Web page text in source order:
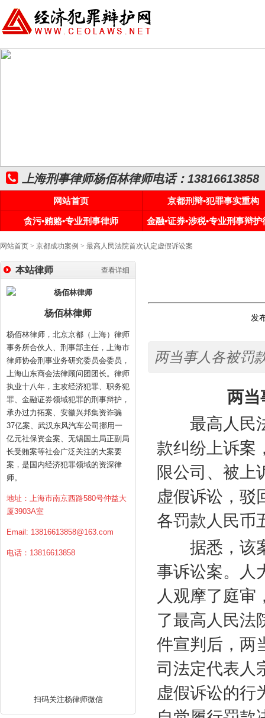
上海刑事律师杨佰林律师电话：13816613858
网站首页
京都刑辩•犯罪事实重构
贪污•贿赂•专业刑事律师
金融•证券•涉税•专业刑事辩护
网站首页 > 京都成功案例 > 最高人民法院首次认定虚假诉讼案
查看详细
本站律师
杨佰林律师
杨佰林律师，北京京都（上海）律师
事务所合伙人、刑事部主任，上海市
律师协会刑事业务研究委员会委员，
上海山东商会法律顾问团团长。律师
执业十八年，主攻经济犯罪、职务犯
罪、金融证券领域犯罪的刑事辩护，
承办过力拓案、安徽兴邦集资诈骗
37亿案、武汉东风汽车公司挪用一
亿元社保资金案、无锡国土局正副局
长受贿案等社会广泛关注的大案要
案，是国内经济犯罪领域的资深律
师。
地址：上海市南京西路580号仲益大
厦3903A室
Email: 13816613858@163.com
电话：13816613858
扫码关注杨律师微信
发
两当事人各被罚
两当事
最高人民法
款纠纷上诉案
限公司、被上
虚假诉讼，驳
各罚款人民币
据悉，该案
事诉讼案。人
人观摩了庭审
了最高人民法
件宣判后，两
司法定代表人
虚假诉讼的行